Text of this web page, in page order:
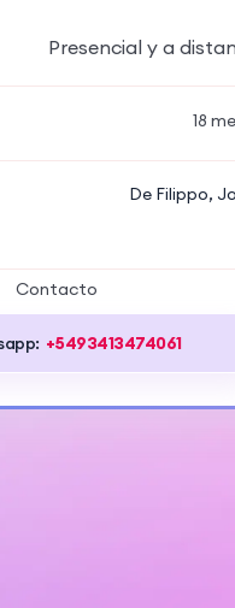
Presencial y a
18
De Filippo,
Contacto
+5493413474061